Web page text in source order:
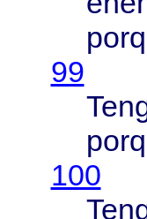
99
100